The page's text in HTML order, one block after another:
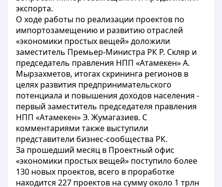
экспорта.
О ходе работы по реализации проектов по
импортозамещению и развитию отраслей
«экономики простых вещей» доложили
заместитель Премьер-Министра РК Р. Скляр и
председатель правления НПП «Атамекен» А.
Мырзахметов, итогах скрининга регионов в
целях развития предпринимательского
потенциала и повышения доходов населения -
первый заместитель председателя правления
НПП «Атамекен» Э. Жумагазиев. С
комментариями также выступили
представители бизнес-сообщества РК.
За прошедший месяц в Проектный офис
«экономики простых вещей» поступило более
130 новых проектов, всего в проработке
находится 227 проектов на сумму около 1 трлн